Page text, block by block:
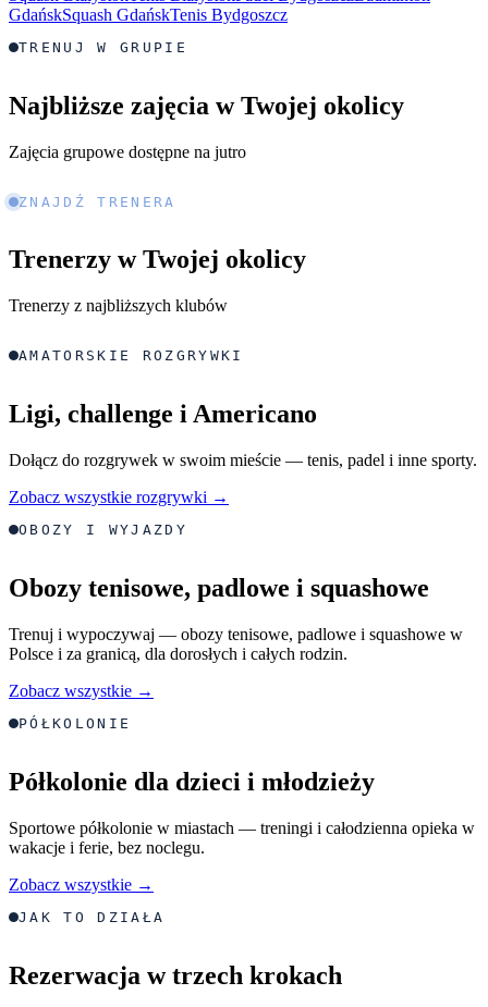
GdańskSquash GdańskTenis Bydgoszcz
TRENUJ W GRUPIE
Najbliższe zajęcia w Twojej okolicy
Zajęcia grupowe dostępne na jutro
ZNAJDŹ TRENERA
Trenerzy w Twojej okolicy
Trenerzy z najbliższych klubów
AMATORSKIE ROZGRYWKI
Ligi, challenge i Americano
Dołącz do rozgrywek w swoim mieście — tenis, padel i inne sporty.
Zobacz wszystkie rozgrywki →
OBOZY I WYJAZDY
Obozy tenisowe, padlowe i squashowe
Trenuj i wypoczywaj — obozy tenisowe, padlowe i squashowe w
Polsce i za granicą, dla dorosłych i całych rodzin.
Zobacz wszystkie →
PÓŁKOLONIE
Półkolonie dla dzieci i młodzieży
Sportowe półkolonie w miastach — treningi i całodzienna opieka w
wakacje i ferie, bez noclegu.
Zobacz wszystkie →
JAK TO DZIAŁA
Rezerwacja w trzech krokach